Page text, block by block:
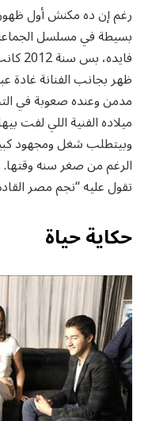
رغم إن ده مكنش أول
بسيطة في مسلسل
ظهر بجانب الفنانة غادة
مدمن وعنده صعوبة في
ميلاده الفنية اللي لفت
وبيتطلب شغل ومجهود
الرغم من صغر سنه وقتها.
تقول عليه “نجم مصر
حكاية حياة